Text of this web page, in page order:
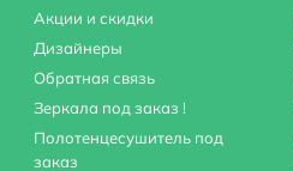
Акции и скидки
Дизайнеры
Обратная связь
Зеркала под заказ !
Полотенцесушитель под
заказ